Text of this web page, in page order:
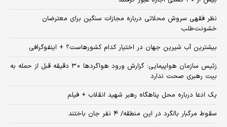
نظر فقهی سروش محلاتی درباره مجازات سنگین برای معترضان
خشونت‌طلب
بیشترین آب شیرین جهان در اختیار کدام کشورهاست؟ + اینفوگرافی
زئیس سازمان هواپیمایی: گزارش ورود هواگردها ٣٠ دقیقه قبل از حمله به
بیت رهبری صحت ندارد
یک ادعا درباره محل پناهگاه‌ رهبر شهید انقلاب + فیلم
سقوط مرگبار بالگرد در این منطقه/ ۴ نفر جان باختند